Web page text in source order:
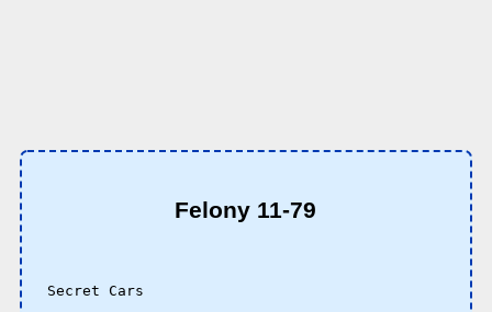
Felony 11-79
Secret Cars